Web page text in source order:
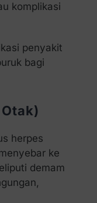
komplikasi
penyakit
bagi
herpes
ke
demam